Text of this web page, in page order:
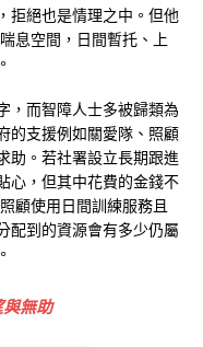
拒絕也是情理之中。但他
息空間，日間暫托、上
，而智障人士多被歸類為
的支援例如關愛隊、照顧
助。若社署設立長期跟進
心，但其中花費的金錢不
顧使用日間訓練服務且
配到的資源會有多少仍屬
無助